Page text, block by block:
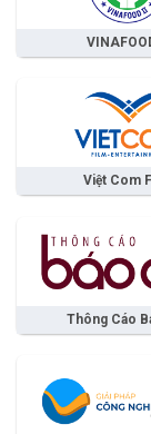
Việt Com
Thông Cáo